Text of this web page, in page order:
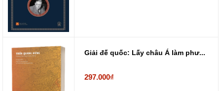
Giải đế quốc: Lấy châu Á làm phư...
297.000₫